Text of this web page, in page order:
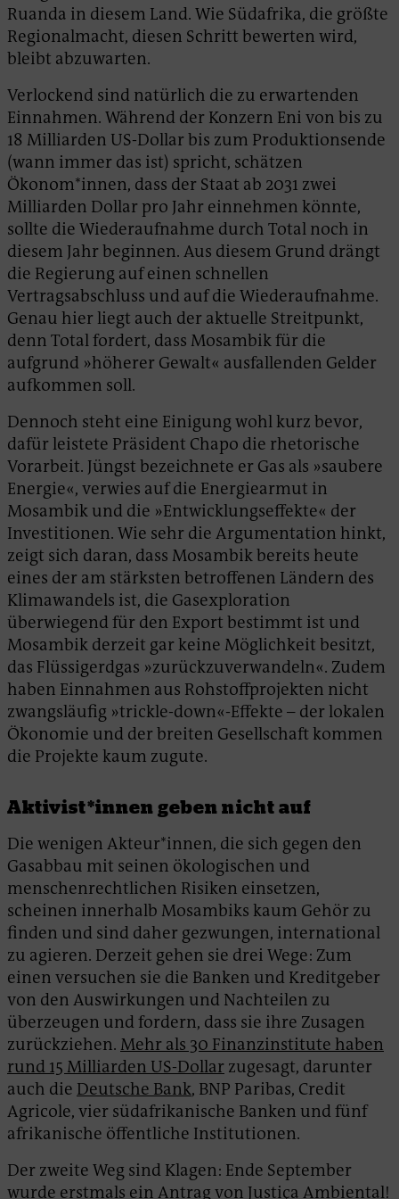
Ruanda in diesem Land. Wie Südafrika, die größte
Regionalmacht, diesen Schritt bewerten wird,
bleibt abzuwarten.
Verlockend sind natürlich die zu erwartenden
Einnahmen. Während der Konzern Eni von bis zu
18 Milliarden US-Dollar bis zum Produktionsende
(wann immer das ist) spricht, schätzen
Ökonom*innen, dass der Staat ab 2031 zwei
Milliarden Dollar pro Jahr einnehmen könnte,
sollte die Wiederaufnahme durch Total noch in
diesem Jahr beginnen. Aus diesem Grund drängt
die Regierung auf einen schnellen
Vertragsabschluss und auf die Wiederaufnahme.
Genau hier liegt auch der aktuelle Streitpunkt,
denn Total fordert, dass Mosambik für die
aufgrund »höherer Gewalt« ausfallenden Gelder
aufkommen soll.
Dennoch steht eine Einigung wohl kurz bevor,
dafür leistete Präsident Chapo die rhetorische
Vorarbeit. Jüngst bezeichnete er Gas als »saubere
Energie«, verwies auf die Energiearmut in
Mosambik und die »Entwicklungseffekte« der
Investitionen. Wie sehr die Argumentation hinkt,
zeigt sich daran, dass Mosambik bereits heute
eines der am stärksten betroffenen Ländern des
Klimawandels ist, die Gasexploration
überwiegend für den Export bestimmt ist und
Mosambik derzeit gar keine Möglichkeit besitzt,
das Flüssigerdgas »zurückzuverwandeln«. Zudem
haben Einnahmen aus Rohstoffprojekten nicht
zwangsläufig »trickle-down«-Effekte – der lokalen
Ökonomie und der breiten Gesellschaft kommen
die Projekte kaum zugute.
Aktivist*innen geben nicht auf
Die wenigen Akteur*innen, die sich gegen den
Gasabbau mit seinen ökologischen und
menschenrechtlichen Risiken einsetzen,
scheinen innerhalb Mosambiks kaum Gehör zu
finden und sind daher gezwungen, international
zu agieren. Derzeit gehen sie drei Wege: Zum
einen versuchen sie die Banken und Kreditgeber
von den Auswirkungen und Nachteilen zu
überzeugen und fordern, dass sie ihre Zusagen
zurückziehen. Mehr als 30 Finanzinstitute haben
rund 15 Milliarden US-Dollar zugesagt, darunter
auch die Deutsche Bank, BNP Paribas, Credit
Agricole, vier südafrikanische Banken und fünf
afrikanische öffentliche Institutionen.
Der zweite Weg sind Klagen: Ende September
wurde erstmals ein Antrag von Justiça Ambiental!